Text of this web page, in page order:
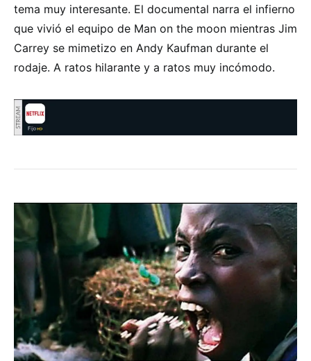
tema muy interesante. El documental narra el infierno
que vivió el equipo de Man on the moon mientras Jim
Carrey se mimetizo en Andy Kaufman durante el
rodaje. A ratos hilarante y a ratos muy incómodo.